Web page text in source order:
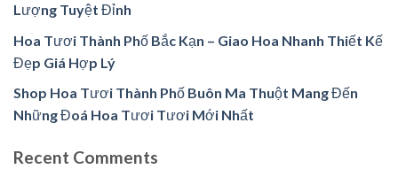
Lượng Tuyệt Đỉnh
Hoa Tươi Thành Phố Bắc Kạn – Giao Hoa Nhanh Thiết Kế
Đẹp Giá Hợp Lý
Shop Hoa Tươi Thành Phố Buôn Ma Thuột Mang Đến
Những Đoá Hoa Tươi Tươi Mới Nhất
Recent Comments